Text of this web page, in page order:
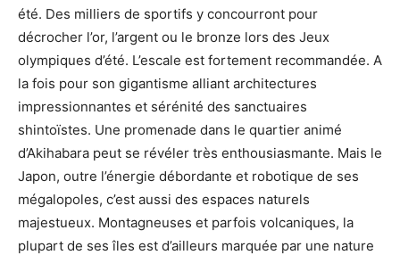
été. Des milliers de sportifs y concourront pour
décrocher l’or, l’argent ou le bronze lors des Jeux
olympiques d’été. L’escale est fortement recommandée. A
la fois pour son gigantisme alliant architectures
impressionnantes et sérénité des sanctuaires
shintoïstes. Une promenade dans le quartier animé
d’Akihabara peut se révéler très enthousiasmante. Mais le
Japon, outre l’énergie débordante et robotique de ses
mégalopoles, c’est aussi des espaces naturels
majestueux. Montagneuses et parfois volcaniques, la
plupart de ses îles est d’ailleurs marquée par une nature